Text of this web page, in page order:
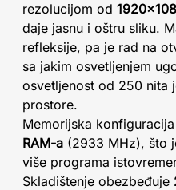
rezolucijom od
daje jasnu i oštru sliku.
refleksije, pa je rad na
sa jakim osvetljenjem
osvetljenost od 250 nita
prostore.
Memorijska
RAM-a (2933 MHz), što
više programa
Skladištenje obezbeđuje